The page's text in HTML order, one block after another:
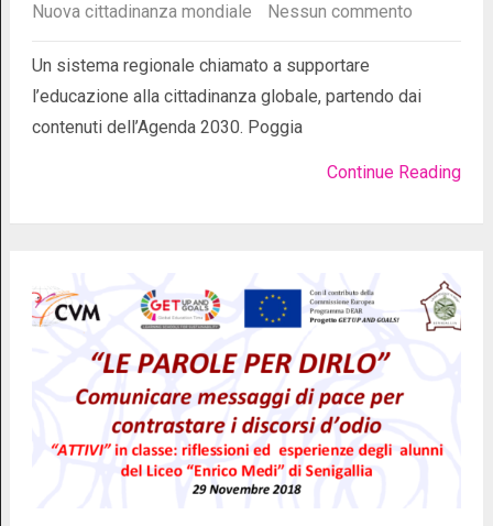
Nuova cittadinanza mondiale
Nessun commento
Un sistema regionale chiamato a supportare
l’educazione alla cittadinanza globale, partendo dai
contenuti dell’Agenda 2030. Poggia
Continue Reading